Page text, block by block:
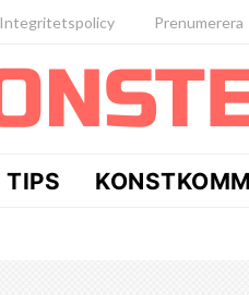
Integritetspolicy Prenumerera
TIPS